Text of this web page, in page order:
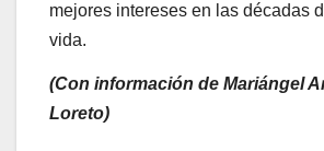
mejores intereses en las décadas
vida.
(Con información de Mariángel
Loreto)